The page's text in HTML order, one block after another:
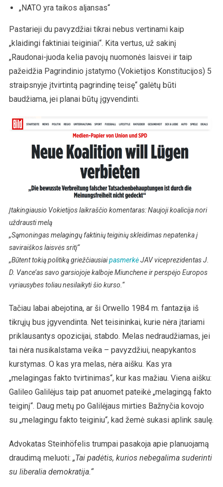
„NATO yra taikos aljansas“
Pastarieji du pavyzdžiai tikrai nebus vertinami kaip
„klaidingi faktiniai teiginiai“. Kita vertus, už sakinį
„Raudonai-juoda kelia pavojų nuomonės laisvei ir taip
pažeidžia Pagrindinio įstatymo (Vokietijos Konstitucijos) 5
straipsnyje įtvirtintą pagrindinę teisę“ galėtų būti
baudžiama, jei planai būtų įgyvendinti.
Įtakingiausio Vokietijos laikraščio komentaras: Naujoji koalicija nori
uždrausti melą
„Sąmoningas melagingų faktinių teiginių skleidimas nepatenka į
saviraiškos laisvės sritį“
„Būtent tokią politiką griežčiausiaipasmerkėJAV viceprezidentas J.
D. Vance’as savo garsiojoje kalboje Miunchene ir perspėjo Europos
vyriausybes toliau nesilaikyti šio kurso.“
Tačiau labai abejotina, ar ši Orwello 1984 m. fantazija iš
tikrųjų bus įgyvendinta. Net teisininkai, kurie nėra įtariami
priklausantys opozicijai, stabdo. Melas nedraudžiamas, jei
tai nėra nusikalstama veika – pavyzdžiui, neapykantos
kurstymas. O kas yra melas, nėra aišku. Kas yra
„melagingas fakto tvirtinimas“, kur kas mažiau. Viena aišku:
Galileo Galilėjus taip pat anuomet pateikė „melagingą fakto
teiginį“. Daug metų po Galilėjaus mirties Bažnyčia kovojo
su „melagingu fakto teiginiu“, kad žemė sukasi aplink saulę.
Advokatas Steinhöfelis trumpai pasakoja apie planuojamą
draudimą meluoti: „Tai padėtis, kurios nebegalima suderinti
su liberalia demokratija.“